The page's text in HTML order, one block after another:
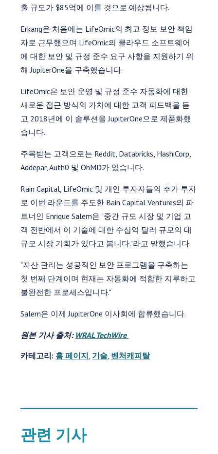
출 규모가 $85억에 이를 것으로 예상됩니다.
Erkang은 처음에는 LifeOmic의 최고 정보 보안 책임
자로 근무했으며 LifeOmic의 클라우드 소프트웨어
에 대한 보안 및 규정 준수 요구 사항을 지원하기 위
해 JupiterOne을 구축했습니다.
LifeOmic은 보안 운영 및 규정 준수 자동화에 대한
새로운 접근 방식의 가치에 대한 고객 피드백을 듣
고 2018년에 이 솔루션을 JupiterOne으로 제품화했
습니다.
주목받는 고객으로는 Reddit, Databricks, HashiCorp,
Addepar, Auth0 및 OhMD가 있습니다.
Rain Capital, LifeOmic 및 개인 투자자들의 추가 투자
로 이번 라운드를 주도한 Bain Capital Ventures의 파
트너인 Enrique Salem은 "중간 규모 시장 및 기업 고
객 전반에서 이 기술에 대한 수십억 달러 규모의 대
규모 시장 기회가 있다고 봅니다."라고 말했습니다.
"자산 관리는 성공적인 보안 프로그램을 구축하는
첫 번째 단계이며 현재는 자동화에 적합한 지루하고
불완전한 프로세스입니다."
Salem은 이제 JupiterOne 이사회에 합류했습니다.
원본 기사 출처: WRAL TechWire
카테고리: 홈 페이지 기술 벤처캐피탈
관련 기사